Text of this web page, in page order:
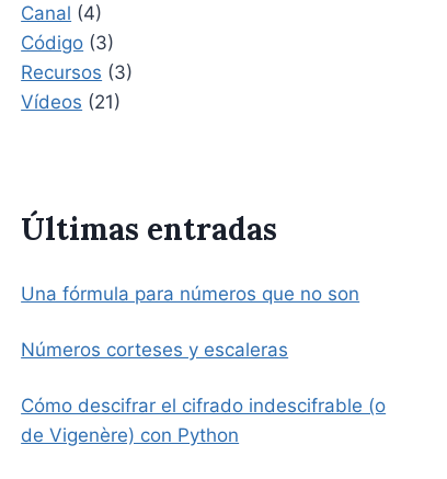
Canal (4)
Código (3)
Recursos (3)
Vídeos (21)
Últimas entradas
Una fórmula para números que no son
Números corteses y escaleras
Cómo descifrar el cifrado indescifrable (o
de Vigenère) con Python